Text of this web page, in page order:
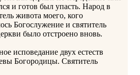
и готов был упасть. Народ в
живота моего, кого
Богослужение и святитель
было отстроено вновь.
исповедание двух естеств
Богородицы. Святитель